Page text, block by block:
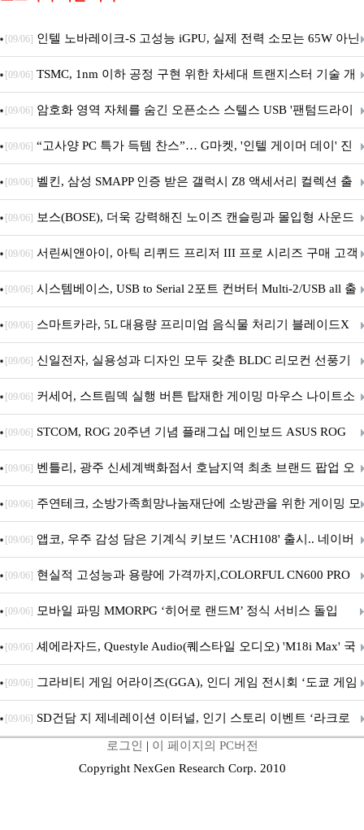
[09/06] 인텔 노바레이크-S 고성능 iGPU, 실제 전력 소모는 65W 아닌
40W?
[09/06] TSMC, 1nm 이하 공정 구현 위한 차세대 트랜지스터 기술 개
발
[09/06] 암호화 영역 자체를 숨긴 오픈소스 스텔스 USB '팬텀드라이
브' 공개
[09/06] “고사양 PC 특가 득템 찬스”… G마켓, '인텔 게이머 데이' 진
행
[09/06] 벨킨, 삼성 SMAPP 인증 받은 갤럭시 Z8 액세서리 컬렉션 출
시
[09/06] 보스(BOSE), 더욱 강력해진 노이즈 캔슬링과 몰입형 사운드
의 ‘QC 헤드폰 2세대’ 출시
[09/06] 서린씨앤아이, 아틱 리퀴드 프리저 III 프로 시리즈 구매 고객
대상 P12 프로 PST 증정 프로모션 진행
[09/06] 시스템베이스, USB to Serial 2포트 컨버터 Multi-2/USB all 출
시
[09/06] 스마트카라, 5L 대용량 프리미엄 음식물 처리기 블레이드X
그라나이트S 출시
[09/06] 신일전자, 실용성과 디자인 모두 갖춘 BLDC 리모컨 선풍기
출시
[09/06] 커세어, 스트림덱 실행 버튼 탑재한 게이밍 마우스 나이트소
드 v2 와이어리스 SD 출시
[09/06] STCOM, ROG 20주년 기념 플래그십 메인보드 ASUS ROG
Crosshair X870E EDITION 20 국내 출시 예정
[09/06] 벤틀리, 광주 신세계백화점서 호남지역 최초 브랜드 팝업 오
픈
[09/06] 주연테크, 소방가족희망나눔재단에 소방관을 위한 게이밍 모
니터·스마트 펫 침대 기부
[09/06] 앱코, 우주 감성 담은 기계식 키보드 'ACH108' 출시.. 네이버
브랜드데이 기획전 진행
[09/06] 현실적 고성능과 용량에 가격까지,COLORFUL CN600 PRO
M.2 NVMe 디앤디컴 1TB
[09/06] 모바일 파밍 MMORPG ‘히어로 랜드M’ 정식 서비스 돌입
[09/06] 셰에라자드, Questyle Audio(퀘스타일 오디오) 'M18i Max' 국
내 정식 출시
[09/06] 그라비티 게임 어라이즈(GGA), 인디 게임 전시회 ‘도쿄 게임
던전 13’ 참가!
[09/06] SD건담 지 제네레이션 이터널, 인기 스토리 이벤트 ‘라크로
아의 용사’ 재개최 및 풍성한 기념 이벤트 실시!
로그인 | 이 페이지의 PC버전
Copyright NexGen Research Corp. 2010